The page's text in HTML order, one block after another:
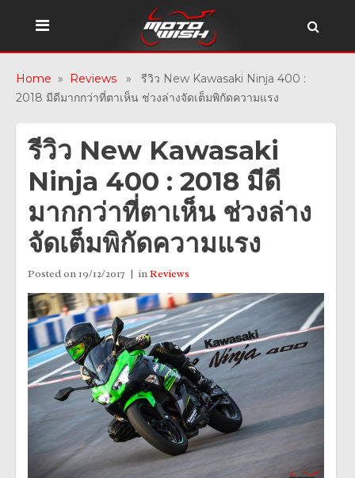
Home » Reviews » รีวิว New Kawasaki Ninja 400 :
2018 มีดีมากกว่าที่ตาเห็น ช่วงล่างจัดเต็มพิกัดความแรง
รีวิว New Kawasaki
Ninja 400 : 2018 มีดี
มากกว่าที่ตาเห็น ช่วงล่าง
จัดเต็มพิกัดความแรง
Posted on19/12/2017 inReviews